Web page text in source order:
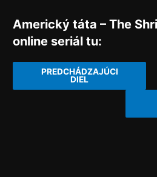
Americký táta – The
online seriál tu:
PREDCHÁDZAJÚCI
DIEL